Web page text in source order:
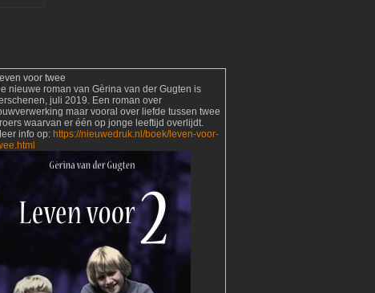
voor twee
nieuwe roman van Gèrina van der Gugten is
juli 2019. Een roman over
maar vooral over liefde tussen twee
waarvan er één op jonge leeftijd overlijdt.
info op: https://nieuwedruk.nl/boek/leven-voor-